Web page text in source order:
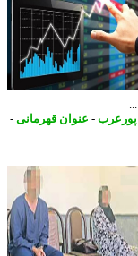
- عنوان قهرمانی-